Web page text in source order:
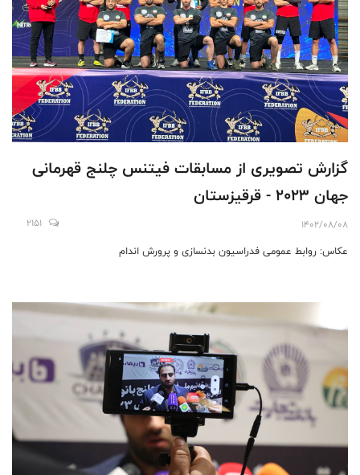
گزارش تصویری از مسابقات فیتنس چلنج قهرمانی
جهان ۲۰۲۳ - قرقیزستان
1402/08/08
2151
عکاس: روابط عمومی فدراسیون بدنسازی و پرورش اندام